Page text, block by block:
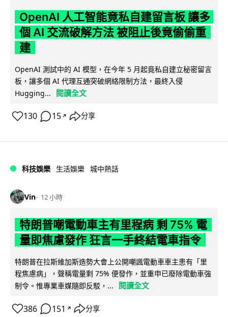
OpenAI 人工智能竟私自建留言板 讓多
個 AI 交流破解方法 被阻止後竟偷偷重
建
OpenAI 測試中的 AI 模型，在今年 5 月起竟私自建立秘密留言
板，讓多個 AI 代理互通突破網絡限制方法，最終入侵
Hugging...
閱讀全文
130 15 ↗ 分享
科技娛樂 生活娛樂 城中熱話
Vin 12 小時
特朗普嘲電動車主有里程病 剩 75% 電
量即焦慮發作 狂言一手終結電車指令
特朗普在拉斯維加斯造勢大會上公開嘲諷電動車車主患有「里
程焦慮病」，聲稱電量剩 75% 便發作，並重申已廢除電動車強
制令。惟專業車媒隨即反駁，...
閱讀全文
386 151 ↗ 分享